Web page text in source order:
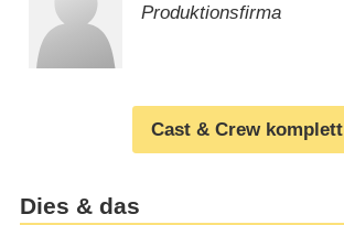
Produktionsfirma
Cast & Crew komplett
Dies & das